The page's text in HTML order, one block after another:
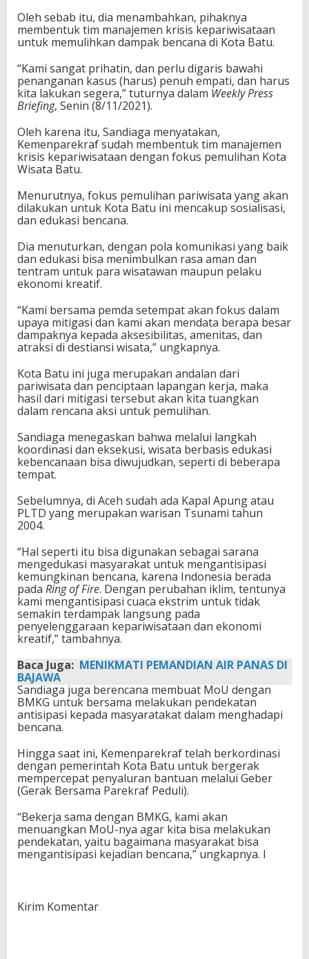
Oleh sebab itu, dia menambahkan, pihaknya
membentuk tim manajemen krisis kepariwisataan
untuk memulihkan dampak bencana di Kota Batu.
“Kami sangat prihatin, dan perlu digaris bawahi
penanganan kasus (harus) penuh empati, dan harus
kita lakukan segera,” tuturnya dalam Weekly Press
Briefing, Senin (8/11/2021).
Oleh karena itu, Sandiaga menyatakan,
Kemenparekraf sudah membentuk tim manajemen
krisis kepariwisataan dengan fokus pemulihan Kota
Wisata Batu.
Menurutnya, fokus pemulihan pariwisata yang akan
dilakukan untuk Kota Batu ini mencakup sosialisasi,
dan edukasi bencana.
Dia menuturkan, dengan pola komunikasi yang baik
dan edukasi bisa menimbulkan rasa aman dan
tentram untuk para wisatawan maupun pelaku
ekonomi kreatif.
“Kami bersama pemda setempat akan fokus dalam
upaya mitigasi dan kami akan mendata berapa besar
dampaknya kepada aksesibilitas, amenitas, dan
atraksi di destiansi wisata,” ungkapnya.
Kota Batu ini juga merupakan andalan dari
pariwisata dan penciptaan lapangan kerja, maka
hasil dari mitigasi tersebut akan kita tuangkan
dalam rencana aksi untuk pemulihan.
Sandiaga menegaskan bahwa melalui langkah
koordinasi dan eksekusi, wisata berbasis edukasi
kebencanaan bisa diwujudkan, seperti di beberapa
tempat.
Sebelumnya, di Aceh sudah ada Kapal Apung atau
PLTD yang merupakan warisan Tsunami tahun
2004.
“Hal seperti itu bisa digunakan sebagai sarana
mengedukasi masyarakat untuk mengantisipasi
kemungkinan bencana, karena Indonesia berada
pada Ring of Fire. Dengan perubahan iklim, tentunya
kami mengantisipasi cuaca ekstrim untuk tidak
semakin terdampak langsung pada
penyelenggaraan kepariwisataan dan ekonomi
kreatif,” tambahnya.
Baca Juga: MENIKMATI PEMANDIAN AIR PANAS DI
BAJAWA
Sandiaga juga berencana membuat MoU dengan
BMKG untuk bersama melakukan pendekatan
antisipasi kepada masyaratakat dalam menghadapi
bencana.
Hingga saat ini, Kemenparekraf telah berkordinasi
dengan pemerintah Kota Batu untuk bergerak
mempercepat penyaluran bantuan melalui Geber
(Gerak Bersama Parekraf Peduli).
“Bekerja sama dengan BMKG, kami akan
menuangkan MoU-nya agar kita bisa melakukan
pendekatan, yaitu bagaimana masyarakat bisa
mengantisipasi kejadian bencana,” ungkapnya. I
Kirim Komentar